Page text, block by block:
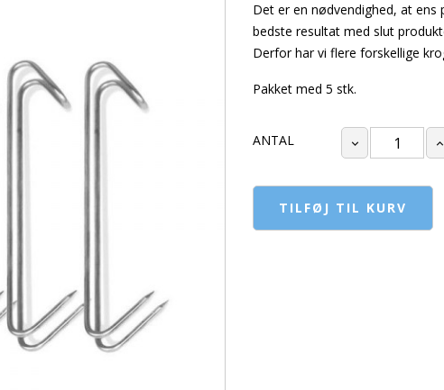
Det er en nødvendighed, at
bedste resultat med slut
Derfor har vi flere forskellige
Pakket med 5 stk.
ANTAL
TILFØJ TIL KURV